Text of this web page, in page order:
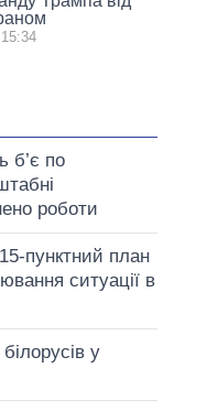
б’є по
роботи
пунктний план
ситуації в
у